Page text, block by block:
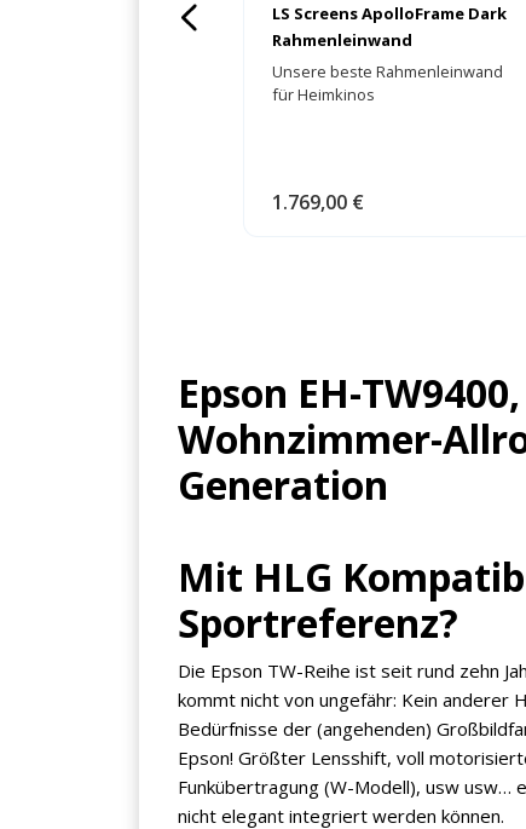
LS Screens ApolloFrame Dark
Rahmenleinwand
Unsere beste Rahmenleinwand
für Heimkinos
1.769,00 €
Epson EH-
Wohnzimmer-
Generation
Mit HLG
Sportreferenz?
Die Epson TW-Reihe ist seit rund zehn
kommt nicht von ungefähr: Kein anderer
Bedürfnisse der (angehenden)
Epson! Größter Lensshift, voll
Funkübertragung (W-Modell), usw usw…
nicht elegant integriert werden können.